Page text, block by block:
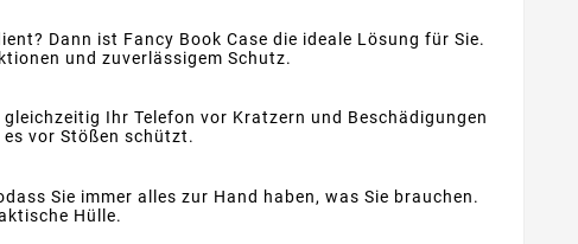
Dann ist Fancy Book Case die ideale Lösung für Sie.
und zuverlässigem Schutz.
Ihr Telefon vor Kratzern und Beschädigungen
vor Stößen schützt.
Sie immer alles zur Hand haben, was Sie brauchen.
Hülle.